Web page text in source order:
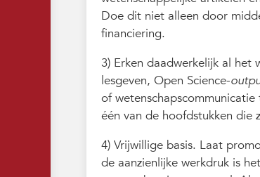
Doe dit niet alleen door
financiering.
3) Erken daadwerkelijk al
lesgeven, Open Science-
of
één van de hoofdstukken die
4) Vrijwillige basis. Laat
de aanzienlijke werkdruk is